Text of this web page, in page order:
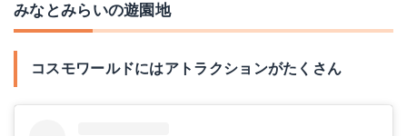
みなとみらいの遊園地
コスモワールドにはアトラクションがたくさん